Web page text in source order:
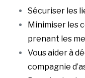
Sécuriser les
Minimiser les
prenant les
Vous aider à
compagnie